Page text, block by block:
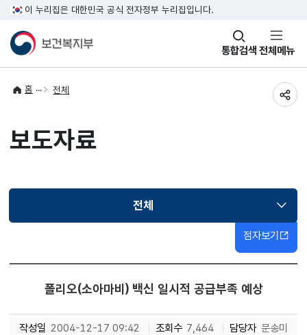
이 누리집은 대한민국 공식 전자정부 누리집입니다.
통합검색
창
열기 전체메뉴
홈 전체
보도자료
전체선택됨
점자보기
폴리오(소아마비) 백신 일시적 공급부족 예상
작성일 2004-12-17 09:42 조회수 7,464 담당자 문송미